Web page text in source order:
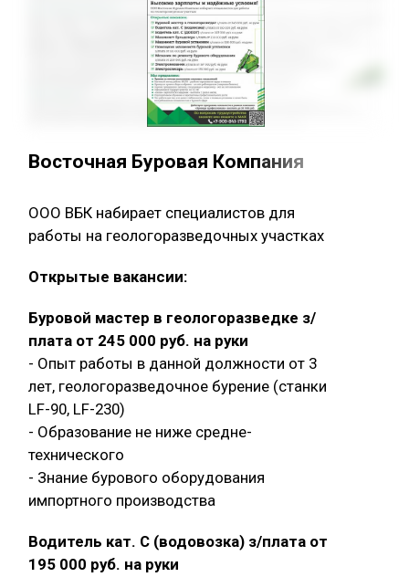
Восточная Буровая Компания
ООО ВБК набирает специалистов для
работы на геологоразведочных участках
Открытые вакансии:
Буровой мастер в геологоразведке з/
плата от 245 000 руб. на руки
- Опыт работы в данной должности от 3
лет, геологоразведочное бурение (станки
LF-90, LF-230)
- Образование не ниже средне-
технического
- Знание бурового оборудования
импортного производства
Водитель кат. С (водовозка) з/плата от
195 000 руб. на руки